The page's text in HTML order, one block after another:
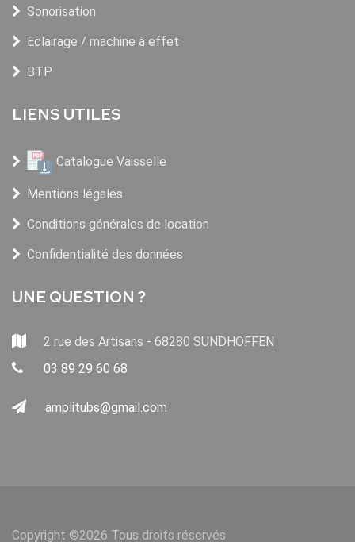
Sonorisation
Eclairage / machine à effet
BTP
LIENS UTILES
Catalogue Vaisselle
Mentions légales
Conditions générales de location
Confidentialité des données
UNE QUESTION ?
2 rue des Artisans - 68280 SUNDHOFFEN
03 89 29 60 68
amplitubs@gmail.com
Copyright ©2026 Tous droits réservés